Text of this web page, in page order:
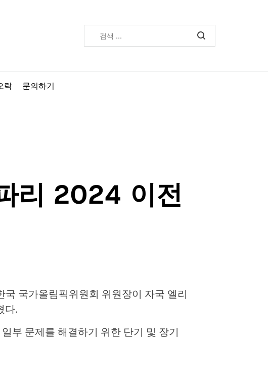
락 문의하기
리 2024 이전
국가올림픽위원회 위원장이 자국 엘리
다.
부 문제를 해결하기 위한 단기 및 장기